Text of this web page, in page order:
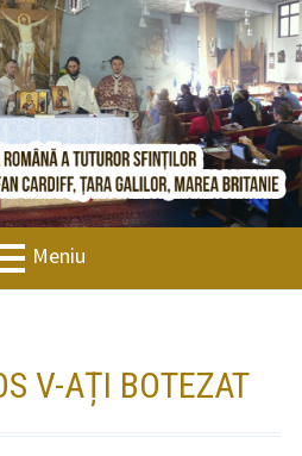
Meniu
V-AȚI BOTEZAT